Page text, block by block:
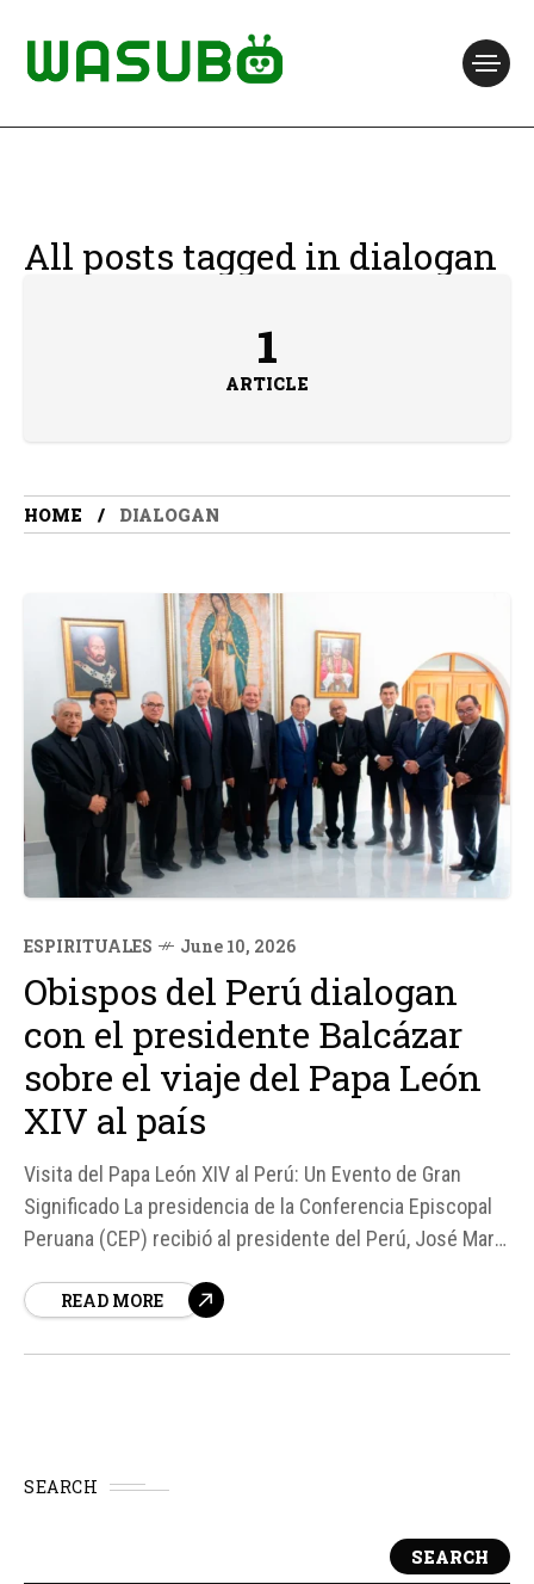
All posts tagged in dialogan
1
ARTICLE
HOME DIALOGAN
ESPIRITUALES June 10, 2026
Obispos del Perú dialogan
con el presidente Balcázar
sobre el viaje del Papa León
XIV al país
Visita del Papa León XIV al Perú: Un Evento de Gran
Significado La presidencia de la Conferencia Episcopal
Peruana (CEP) recibió al presidente del Perú, José María
al país, programada para iniciarse el 10 de noviembre.
READ MORE
SEARCH
SEARCH